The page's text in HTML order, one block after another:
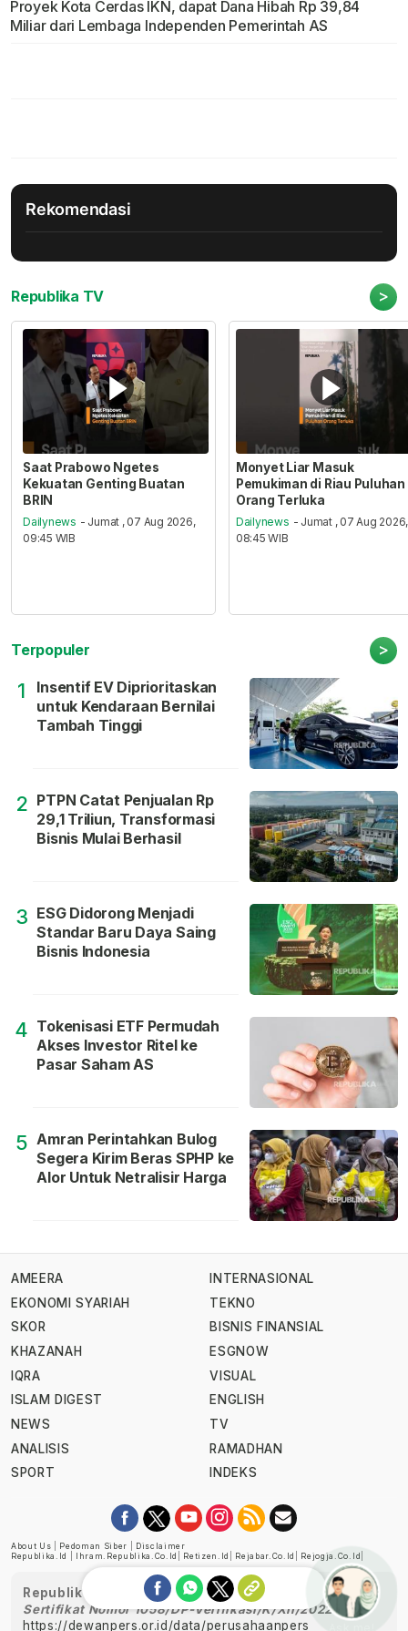
Proyek Kota Cerdas IKN, dapat Dana Hibah Rp 39,84
Miliar dari Lembaga Independen Pemerintah AS
Rekomendasi
Republika TV >
Saat Prabowo Ngetes
Kekuatan Genting Buatan
BRIN
Dailynews - Jumat , 07 Aug 2026,
09:45 WIB
Monyet Liar Masuk
Pemukiman di Riau Puluhan
Orang Terluka
Dailynews - Jumat , 07 Aug 2026,
08:45 WIB
Terpopuler >
1
Insentif EV Diprioritaskan
untuk Kendaraan Bernilai
Tambah Tinggi
2 PTPN Catat Penjualan Rp
29,1 Triliun, Transformasi
Bisnis Mulai Berhasil
3 ESG Didorong Menjadi
Standar Baru Daya Saing
Bisnis Indonesia
4 Tokenisasi ETF Permudah
Akses Investor Ritel ke
Pasar Saham AS
5 Amran Perintahkan Bulog
Segera Kirim Beras SPHP ke
Alor Untuk Netralisir Harga
AMEERA
EKONOMI SYARIAH
SKOR
KHAZANAH
IQRA
ISLAM DIGEST
NEWS
ANALISIS
SPORT
INTERNASIONAL
TEKNO
BISNIS FINANSIAL
ESGNOW
VISUAL
ENGLISH
TV
RAMADHAN
INDEKS
About Us Pedoman Siber
Disclaimer
Republika.id
Ihram.republika.co.id Retizen.id Rejabar.co.id Rejogja.co.id
Republika telah diverifikasi oleh Dewan Pers
Sertifikat Nomor 1058/DP-Verifikasi/K/XII/2022
https://dewanpers.or.id/data/perusahaanpers